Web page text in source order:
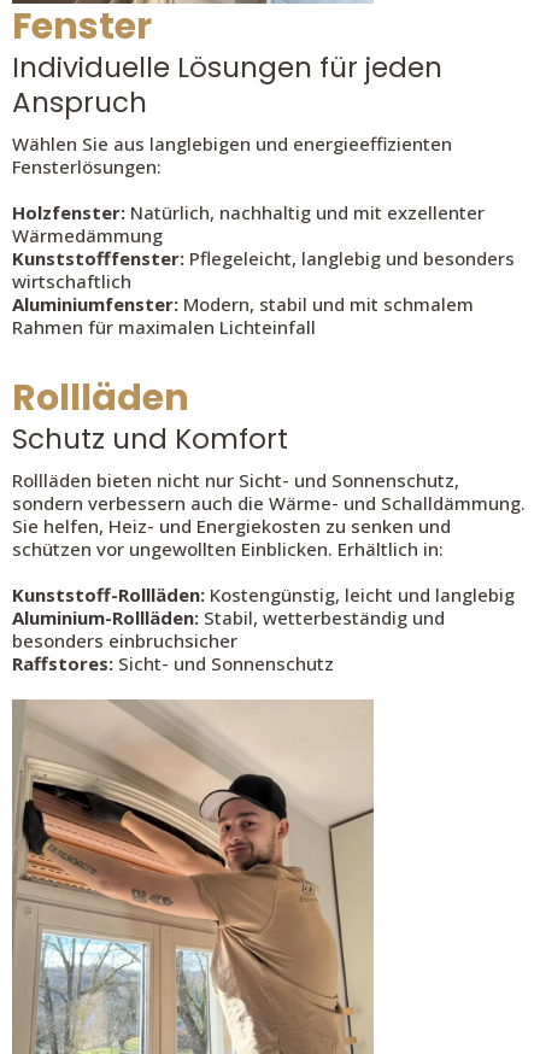
Fenster
Individuelle Lösungen für jeden
Anspruch
Wählen Sie aus langlebigen und energieeffizienten
Fensterlösungen:
Holzfenster: Natürlich, nachhaltig und mit exzellenter
Wärmedämmung
Kunststofffenster: Pflegeleicht, langlebig und besonders
wirtschaftlich
Aluminiumfenster: Modern, stabil und mit schmalem
Rahmen für maximalen Lichteinfall
Rollläden
Schutz und Komfort
Rollläden bieten nicht nur Sicht- und Sonnenschutz,
sondern verbessern auch die Wärme- und Schalldämmung.
Sie helfen, Heiz- und Energiekosten zu senken und
schützen vor ungewollten Einblicken. Erhältlich in:
Kunststoff-Rollläden: Kostengünstig, leicht und langlebig
Aluminium-Rollläden: Stabil, wetterbeständig und
besonders einbruchsicher
Raffstores: Sicht- und Sonnenschutz